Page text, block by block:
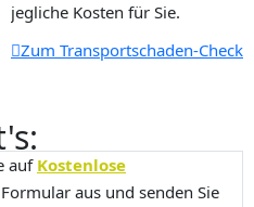
jegliche Kosten für Sie.
Zum Transportschaden-Check
auf Kostenlose
aus und senden Sie